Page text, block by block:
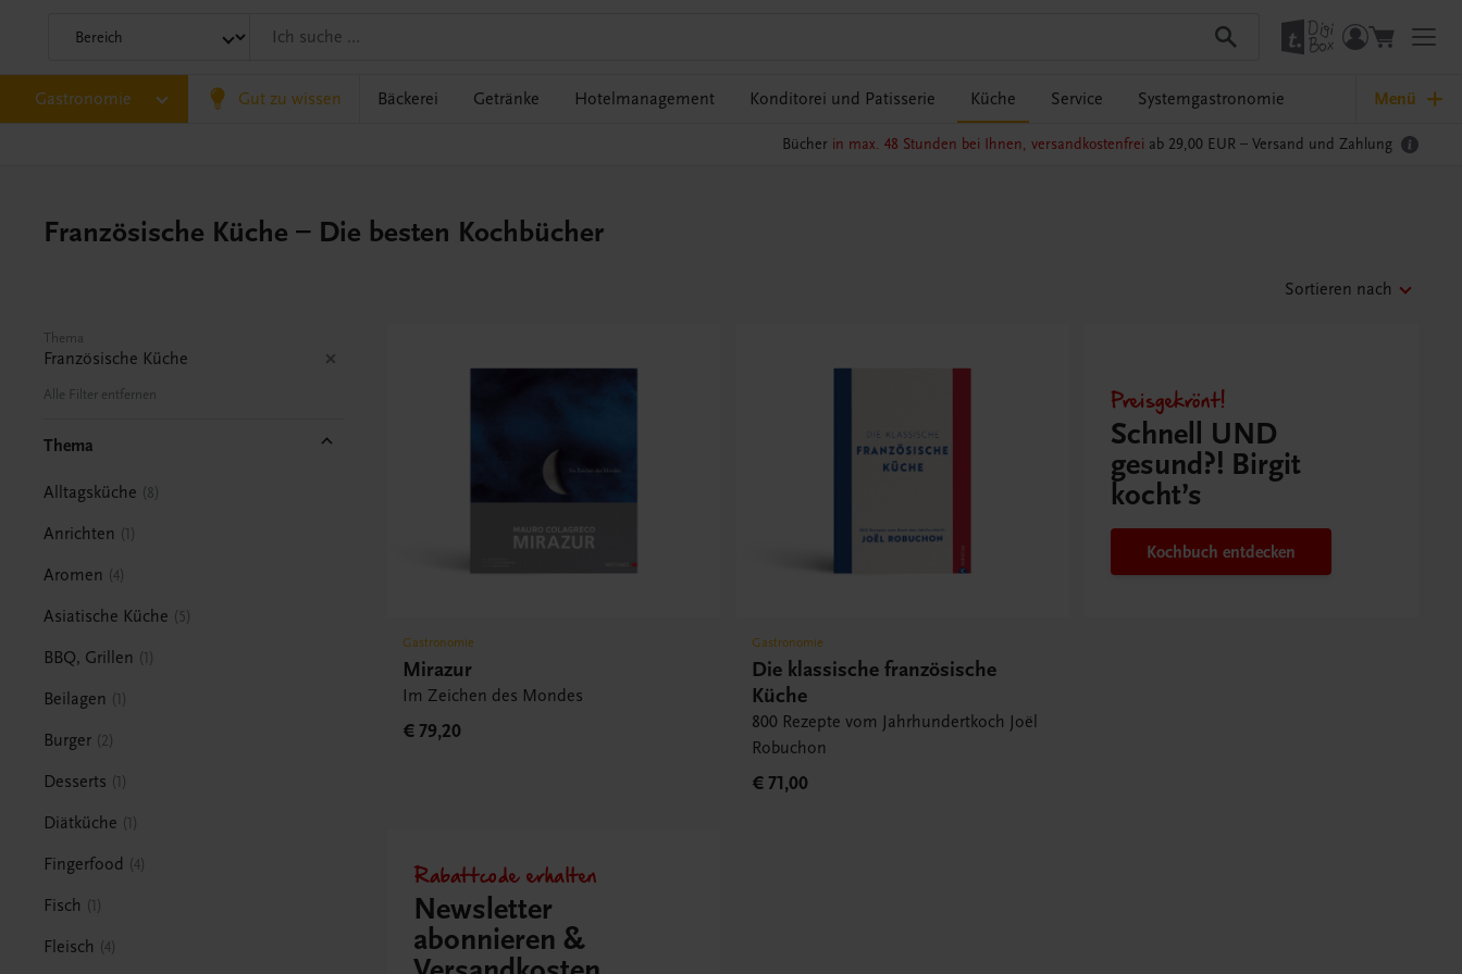
Gastronomie Gut zu wissen Bäckerei Getränke Hotelmanagement Konditorei und Patisserie Küche Service Systemgastronomie Menü
Bücher in max. 48 Stunden bei Ihnen, versandkostenfrei ab 29,00 EUR – Versand und Zahlung
Französische Küche – Die besten Kochbücher
Sortieren nach
Thema
Französische Küche
Alle Filter entfernen
Thema
Alltagsküche 8
Anrichten 1
Aromen 4
Asiatische Küche 5
BBQ, Grillen 1
Beilagen 1
Burger 2
Desserts 1
Diätküche 1
Fingerfood 4
Fisch 1
Fleisch 4
Gastronomie
Mirazur
Im Zeichen des Mondes
€ 79,20
Gastronomie
Die klassische französische
Küche
800 Rezepte vom Jahrhundertkoch Joël
Robuchon
€ 71,00
Preisgekrönt!
Schnell UND
gesund?! Birgit
kocht’s
Kochbuch entdecken
Rabattcode erhalten
Newsletter
abonnieren &